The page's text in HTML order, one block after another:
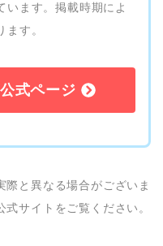
います。掲載時期によ
す。
式ページ
と異なる場合がございま
式サイトをご覧ください。